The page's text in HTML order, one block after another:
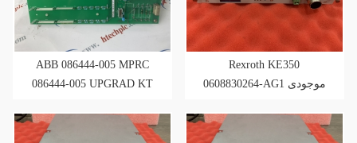
ABB 086444-005 MPRC
086444-005 UPGRAD KT
Rexroth KE350
0608830264-AG1 موجودی